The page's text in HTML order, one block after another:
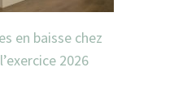
en baisse chez
2026